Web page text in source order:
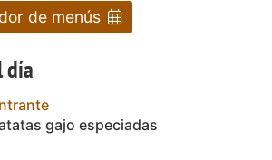
de menús
día
gajo especiadas